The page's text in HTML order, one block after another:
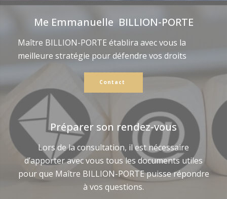
Me Emmanuelle BILLION-PORTE
Maître BILLION-PORTE établira avec vous la
meilleure stratégie pour défendre vos droits
Contact
Préparer son rendez-vous
Lors de la consultation, il est nécessaire
d’apporter avec vous tous les documents utiles
pour que Maître BILLION-PORTE puisse répondre
à vos questions.